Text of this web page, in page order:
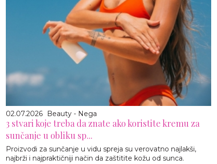
02.07.2026 Beauty - Nega
3 stvari koje treba da znate ako koristite kremu za
sunčanje u obliku sp...
Proizvodi za sunčanje u vidu spreja su verovatno najlakši,
najbrži i najpraktičniji način da zaštitite kožu od sunca.